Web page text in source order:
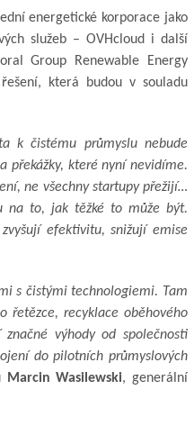
energetické korporace jako
služeb – OVHcloud i další
Group Renewable Energy
která budou v souladu
k čistému průmyslu nebude
překážky, které nyní nevidíme.
ne všechny startupy přežijí…
na to, jak těžké to může být.
efektivitu, snižují emise
s čistými technologiemi. Tam
řetězce, recyklace oběhového
výhody od společnosti
do pilotních průmyslových
Marcin Wasilewski, generální